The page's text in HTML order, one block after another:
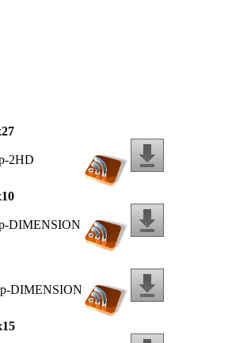
2HD
DIMENSION
DIMENSION